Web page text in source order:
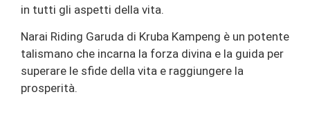
in tutti gli aspetti della vita.
Narai Riding Garuda di Kruba Kampeng è un potente
talismano che incarna la forza divina e la guida per
superare le sfide della vita e raggiungere la
prosperità.